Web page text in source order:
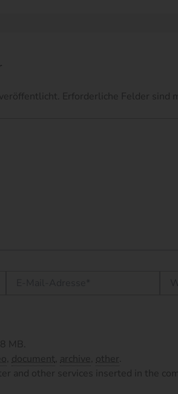
Erforderliche Felder sind
MB.
, document, archive, other .
and other services inserted in the